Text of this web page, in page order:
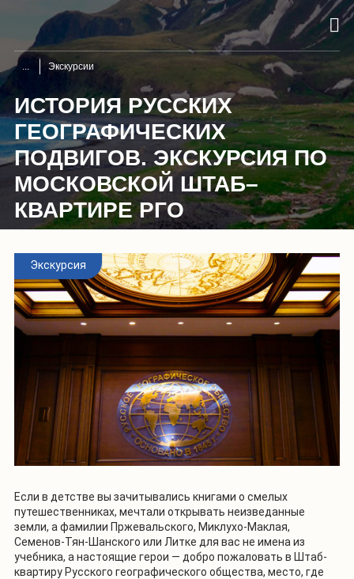
Экскурсии
ИСТОРИЯ РУССКИХ
ГЕОГРАФИЧЕСКИХ
ПОДВИГОВ. ЭКСКУРСИЯ ПО
МОСКОВСКОЙ ШТАБ–
КВАРТИРЕ РГО
Экскурсия
Если в детстве вы зачитывались книгами о смелых
путешественниках, мечтали открывать неизведанные
земли, а фамилии Пржевальского, Миклухо-Маклая,
Семенов-Тян-Шанского или Литке для вас не имена из
учебника, а настоящие герои — добро пожаловать в Штаб-
квартиру Русского географического общества, место, где